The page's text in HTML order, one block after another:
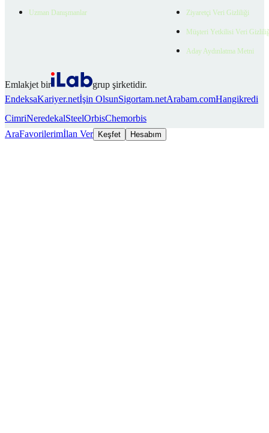
Uzman Danışmanlar Ziyaretçi Veri Gizliliği
Müşteri Yetkilisi Veri
Aday Aydınlatma Metni
Emlakjet bir
grup şirketidir.
EndeksaKariyer.netİşin OlsunSigortam.netArabam.comHangikredi
CimriNeredekalSteelOrbisChemorbis
AraFavorilerimİlan Ver Keşfet Hesabım